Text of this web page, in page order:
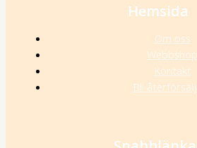
Hemsida
Om oss
Webbshop
Kontakt
Bli